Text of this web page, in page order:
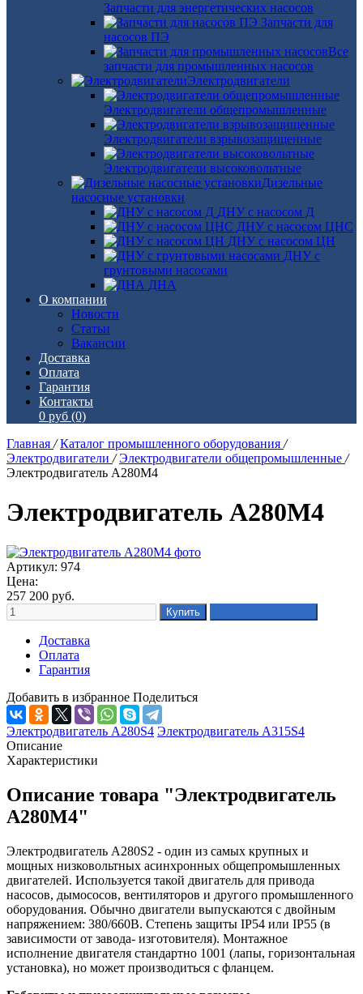
Запчасти для энергетических насосов
Запчасти для
насосов ПЭ
Все
запчасти для промышленных насосов
Электродвигатели
Электродвигатели общепромышленные
Электродвигатели взрывозащищенные
Электродвигатели высоковольтные
Дизельные
насосные установки
ДНУ с насосом Д
ДНУ с насосом ЦНС
ДНУ с насосом ЦН
ДНУ с
грунтовыми насосами
ДНА
О компании
Новости
Статьи
Вакансии
Доставка
Оплата
Гарантия
Контакты
0 руб (0)
Главная / Каталог промышленного оборудования /
Электродвигатели / Электродвигатели общепромышленные /
Электродвигатель А280М4
Электродвигатель А280М4
Артикул: 974
Цена:
257 200 руб.
Доставка
Оплата
Гарантия
Добавить в избранное Поделиться
Электродвигатель А280S4 Электродвигатель А315S4
Описание
Характеристики
Описание товара "Электродвигатель
А280М4"
Электродвигатель А280S2 - один из самых крупных и
мощных низковольтных асинхронных общепромышленных
двигателей. Используется такой двигатель для привода
насосов, дымососов, вентиляторов и другого промышленного
оборудования. Обычно двигатели выпускаются с двойным
напряжением: 380/660В. Степень защиты IP54 или IP55 (в
зависимости от завода- изготовителя). Монтажное
исполнение двигателя стандартно 1001 (лапы, горизонтальная
установка), но может производиться с фланцем.